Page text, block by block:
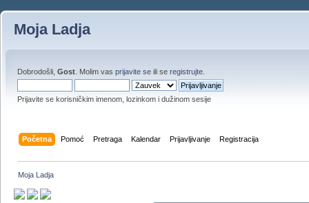
Moja Ladja
Dobrodošli, Gost . Molim vas prijavite se ili se registrujte
Prijavite se korisničkim imenom, lozinkom i dužinom sesije
Početna Pomoć Pretraga Kalendar Prijavljivanje Registracija
Moja Ladja